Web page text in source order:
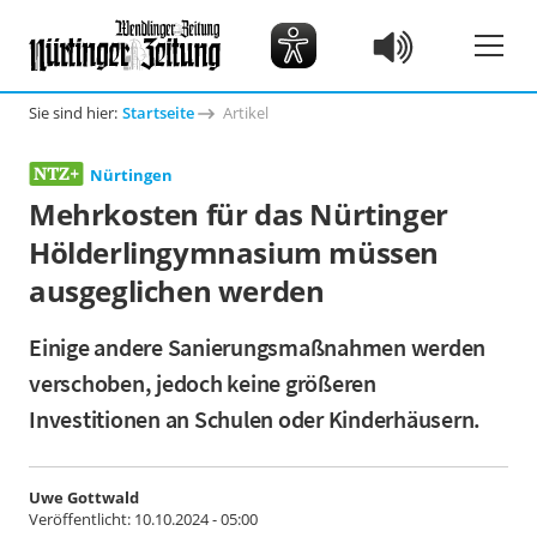
Sie sind hier: Startseite Artikel
Nürtingen
Mehrkosten für das Nürtinger
Hölderlingymnasium müssen
ausgeglichen werden
Einige andere Sanierungsmaßnahmen werden
verschoben, jedoch keine größeren
Investitionen an Schulen oder Kinderhäusern.
Uwe Gottwald
Veröffentlicht: 10.10.2024 - 05:00